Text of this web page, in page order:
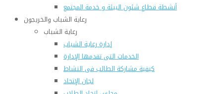
أنشطة قطاع شئون البيئة و خدمة المجتمع
رعاية الشباب والخريجون
رعاية الشباب
إدارة رعاية الشباب
الخدمات التى تقدمها الإدارة
كيفية مشاركة الطالب فى النشاط
لجان الإتحاد